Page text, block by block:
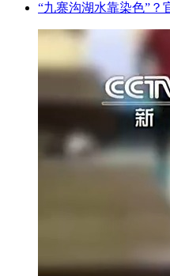
“九寨沟湖水靠染色”？